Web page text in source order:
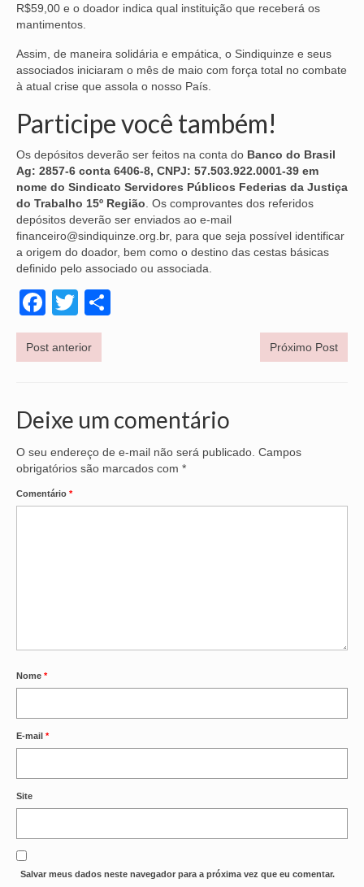
SÃO JOSÉ DOS CAMPOS
SÃO JOSÉ DO RIO PRETO
SOROCABA
NOTÍCIAS
BOLETIM
VÍDEOS
CONVÊNIOS
SINDICALIZE-SE
NÚCLEOS
APOSENTADOS
ANALISTAS JUDICIÁRIOS
ACESSIBILIDADE E INCLUSÃO
TÉCNICOS JUDICIÁRIOS
TECNOLOGIA DA INFORMAÇÃO
R$59,00 e o doador indica qual instituição que receberá os
mantimentos.
Assim, de maneira solidária e empática, o Sindiquinze e seus
associados iniciaram o mês de maio com força total no combate
à atual crise que assola o nosso País.
Participe você também!
Os depósitos deverão ser feitos na conta do Banco do Brasil
Ag: 2857-6 conta 6406-8, CNPJ: 57.503.922.0001-39 em
nome do Sindicato Servidores Públicos Federias da Justiça
do Trabalho 15º Região . Os comprovantes dos referidos
depósitos deverão ser enviados ao e-mail
financeiro@sindiquinze.org.br, para que seja possível identificar
a origem do doador, bem como o destino das cestas básicas
definido pelo associado ou associada.
Facebook
Twitter
Post anterior Próximo Post
Deixe um comentário
O seu endereço de e-mail não será publicado. Campos
obrigatórios são marcados com *
Comentário *
Nome *
E-mail *
Site
Salvar meus dados neste navegador para a próxima vez que eu comentar.